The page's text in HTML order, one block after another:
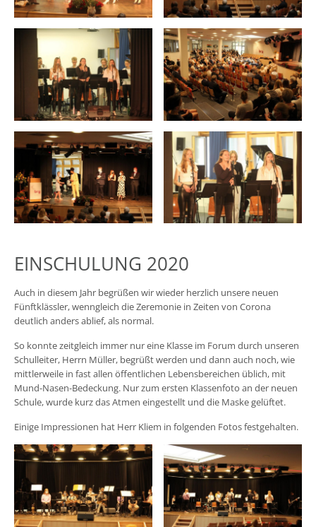
EINSCHULUNG 2020
Auch in diesem Jahr begrüßen wir wieder herzlich unsere neuen
Fünftklässler, wenngleich die Zeremonie in Zeiten von Corona
deutlich anders ablief, als normal.
So konnte zeitgleich immer nur eine Klasse im Forum durch unseren
Schulleiter, Herrn Müller, begrüßt werden und dann auch noch, wie
mittlerweile in fast allen öffentlichen Lebensbereichen üblich, mit
Mund-Nasen-Bedeckung. Nur zum ersten Klassenfoto an der neuen
Schule, wurde kurz das Atmen eingestellt und die Maske gelüftet.
Einige Impressionen hat Herr Kliem in folgenden Fotos festgehalten.